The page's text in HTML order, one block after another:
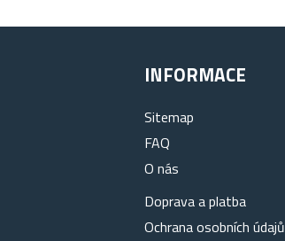
INFORMACE
Sitemap
FAQ
O nás
Doprava a platba
Ochrana osobních údajů